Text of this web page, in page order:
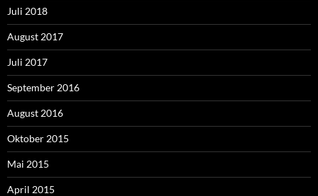
Juli 2018
August 2017
Juli 2017
September 2016
August 2016
Oktober 2015
Mai 2015
April 2015